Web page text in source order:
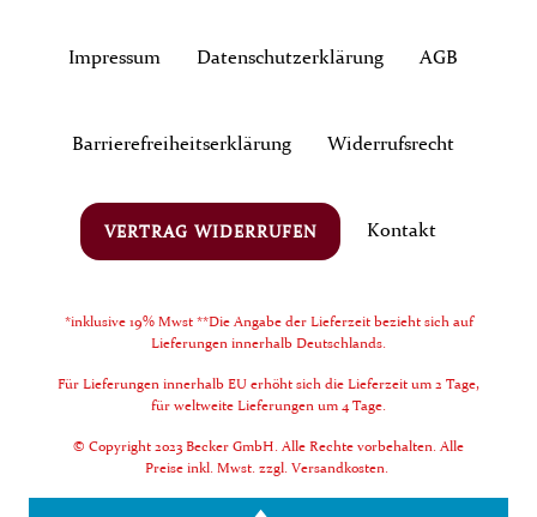
Impressum Daten­schutz­erklärung AGB
Barrierefreiheitserklärung Widerrufs­recht
VERTRAG WIDERRUFEN Kontakt
*inklusive 19% Mwst **Die Angabe der Lieferzeit bezieht sich auf
Lieferungen innerhalb Deutschlands.
Für Lieferungen innerhalb EU erhöht sich die Lieferzeit um 2 Tage,
für weltweite Lieferungen um 4 Tage.
© Copyright 2023 Becker GmbH. Alle Rechte vorbehalten. Alle
Preise inkl. Mwst. zzgl. Versandkosten.